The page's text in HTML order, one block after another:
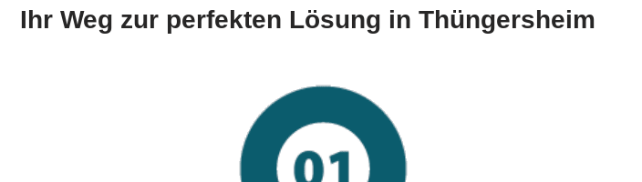
Ihr Weg zur perfekten Lösung in Thüngersheim